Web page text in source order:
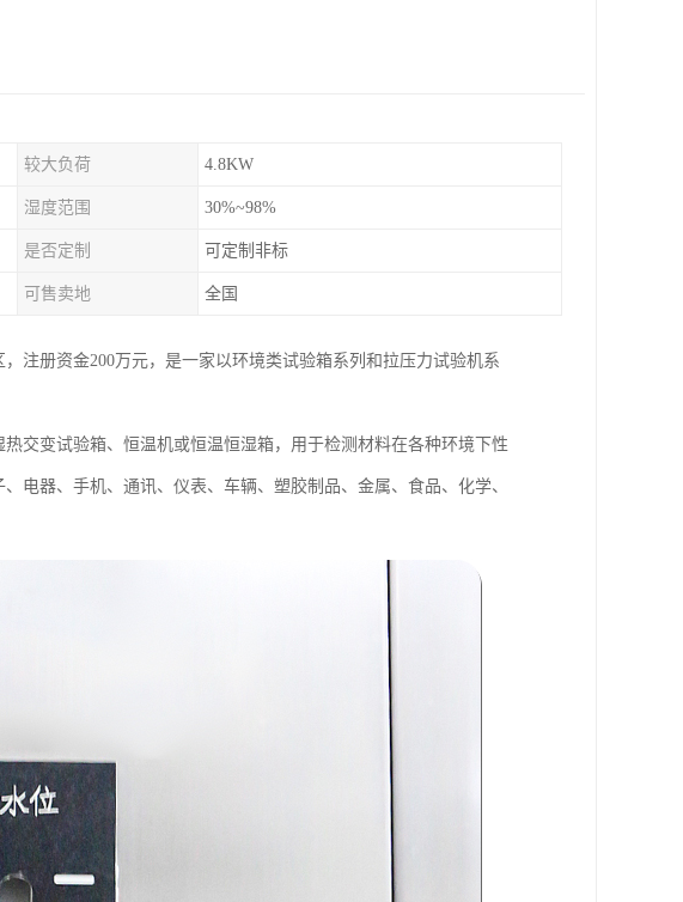
较大负荷 4.8KW
湿度范围 30%~98%
是否定制 可定制非标
可售卖地 全国
注册资金200万元，是一家以环境类试验箱系列和拉压力试验机系
交变试验箱、恒温机或恒温恒湿箱，用于检测材料在各种环境下性
电器、手机、通讯、仪表、车辆、塑胶制品、金属、食品、化学、